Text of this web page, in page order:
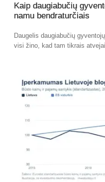
Kaip daugiabučių
namu bendraturčiais
Daugelis daugiabučių
visi žino, kad tam tikrais